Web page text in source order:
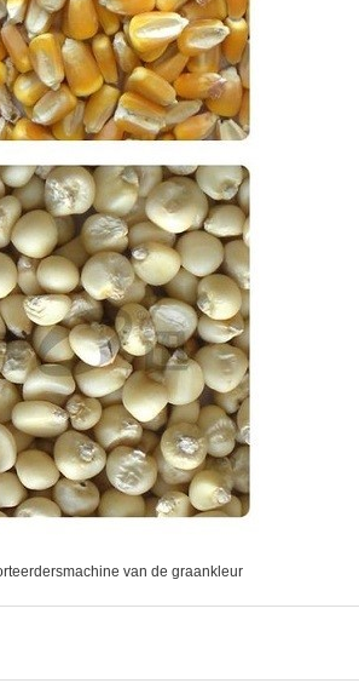
van de graankleur